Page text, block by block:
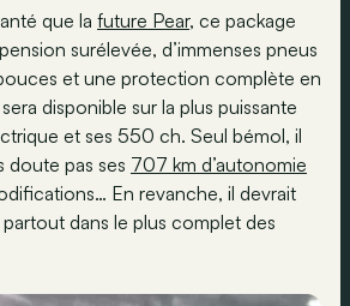
que la future Pear, ce package
surélevée, d’immenses pneus
et une protection complète en
disponible sur la plus puissante
et ses 550 ch. Seul bémol, il
doute pas ses 707 km d’autonomie
En revanche, il devrait
dans le plus complet des